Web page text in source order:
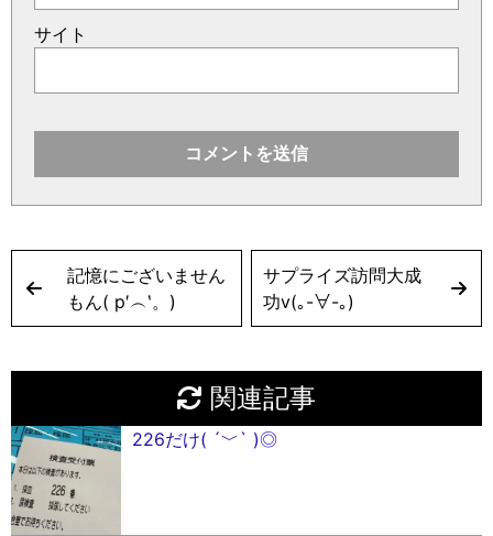
サイト
記憶にございません
もん( p′︵‵。)
サプライズ訪問大成
功v(｡-∀-｡)
関連記事
226だけ( ´﹀` )◎